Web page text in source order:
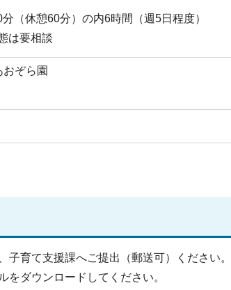
（休憩60分）の内6時間（週5日程度）
要相談
おぞら園
子育て支援課へご提出（郵送可）ください。
ダウンロードしてください。